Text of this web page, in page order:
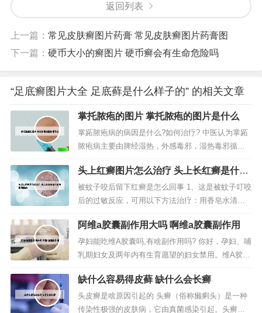
返回列表
上一篇： 常见皮肤癣图片药膏 常见皮肤癣图片药膏图
下一篇： 硬币大小的癣图片 硬币癣会有生命危险吗
“足底癣图片大全 足底藓是什么样子的” 的相关文章
掌托脓疱的图片 掌托脓疱的图片是什么
掌跖脓疱病的病因是什么?如何治疗? 中医认为掌跖
脓疱病主要由脾经湿热，外感毒邪，湿热毒邪循经
外发，蕴搏于掌跖所致，发病初期以清热除湿解毒
为主，后期阴伤血燥，余毒未清，治以滋阴养血，
兼清余毒。临床上取得显著疗效。 不管是什么治疗
方法，都应在正规医师的监督下使用。您好 问题分
析： 掌跖脓疱病能治愈的。掌...
头上红癣图片怎么治疗 头上长红癣是什么
原因引起的
被蚊子咬后留下红癣是怎么回事 1、这是被蚊子叮咬
后的过敏反应，可用以下方法治疗：用香皂水清洗
蚊子叮咬处，数分钟内可止痒。也可涂抹牙膏，牙
膏的清凉消炎作用可缓解蚊子叮咬后的痛痒。2、要
考虑慢性刺激形成了湿疹，可以局部使用曲咪新乳
膏涂抹。湿疹是由多种内外因素引起的瘙痒剧烈的
一种皮肤炎症反应。发病需要避免...
阿维a胶囊副作用大吗 啊维a胶囊副作用
孕妇能吃维A胶囊吗,有啥副作用吗? 你好，孕妇、哺
乳期妇女及两年内有生育愿望的妇女禁用。维A胶囊
严重的银屑病，其中包括红皮病型银屑病、脓疱型
银屑病等。其它角化性皮肤病。异维a酸软胶囊的确
是有治痘痘的功效在内，但是也是有禁忌人群的，
其中孕妇就不能吃异维a酸软胶囊，这会对胎儿造成
缺什么容易得皮藓 缺什么会长癣
头皮癣是啥原因引起的 头癣（俗称癞痢头）是一种
传染性极强的皮肤病，它由真菌感染引起。头癣是